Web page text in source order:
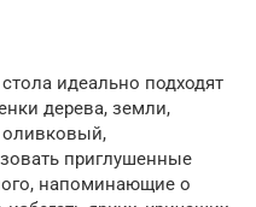
идеально подходят
дерева, земли,
приглушенные
напоминающие о